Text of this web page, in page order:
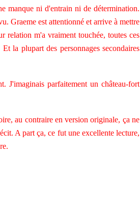
manque ni d'entrain ni de détermination.
Graeme est attentionné et arrive à mettre
relation m'a vraiment touchée, toutes ces
la plupart des personnages secondaires
J'imaginais parfaitement un château-fort
au contraire en version originale, ça ne
A part ça, ce fut une excellente lecture,